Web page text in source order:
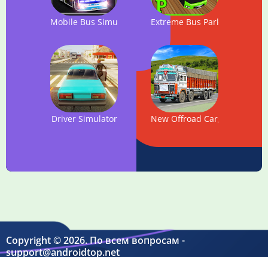
Mobile Bus Simulator Extreme Bus Parking
Driver Simulator New Offroad Cargo Truck
Copyright © 2026. По всем вопросам -
support@androidtop.net